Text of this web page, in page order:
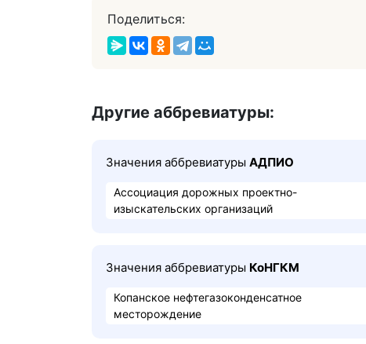
Поделиться:
Другие аббревиатуры:
Значения аббревиатуры АДПИО
Ассоциация дорожных проектно-
изыскательских организаций
Значения аббревиатуры КоНГКМ
Копанское нефтегазоконденсатное
месторождение